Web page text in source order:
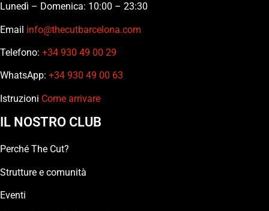
Lunedì – Domenica: 10:00 – 23:30
Email info@thecutbarcelona.com
Telefono: +34 930 49 00 29
WhatsApp: +34 930 49 00 63
Istruzioni Come arrivare
IL NOSTRO CLUB
Perché The Cut?
Strutture e comunità
Eventi